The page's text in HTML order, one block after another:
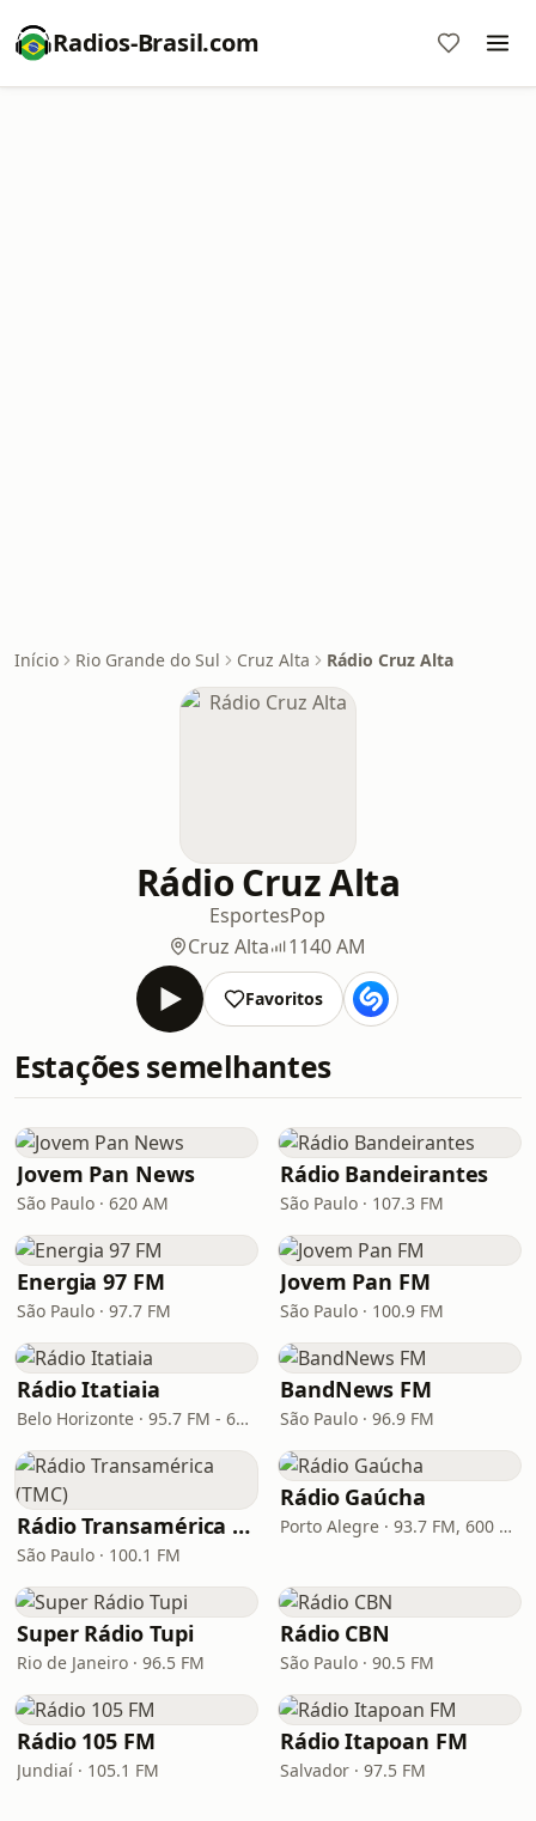
Radios-Brasil.com
Início Rio Grande do Sul Cruz Alta Rádio Cruz Alta
Rádio Cruz Alta
EsportesPop
Cruz Alta
1140 AM
Favoritos
Estações semelhantes
Jovem Pan News
São Paulo · 620 AM
Rádio Bandeirantes
São Paulo · 107.3 FM
Energia 97 FM
São Paulo · 97.7 FM
Jovem Pan FM
São Paulo · 100.9 FM
Rádio Itatiaia
Belo Horizonte · 95.7 FM - 610 AM
BandNews FM
São Paulo · 96.9 FM
Rádio Transamérica (TMC)
São Paulo · 100.1 FM
Rádio Gaúcha
Porto Alegre · 93.7 FM, 600 AM
Super Rádio Tupi
Rio de Janeiro · 96.5 FM
Rádio CBN
São Paulo · 90.5 FM
Rádio 105 FM
Jundiaí · 105.1 FM
Rádio Itapoan FM
Salvador · 97.5 FM